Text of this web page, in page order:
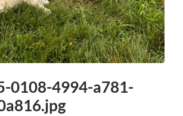
0108-4994-a781-